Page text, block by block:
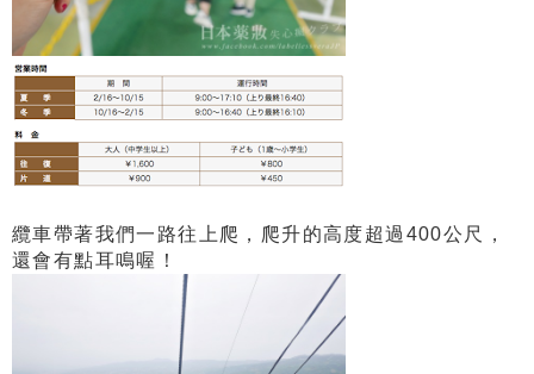
纜車帶著我們一路往上爬，爬升的高度超過400公尺，
還會有點耳鳴喔！